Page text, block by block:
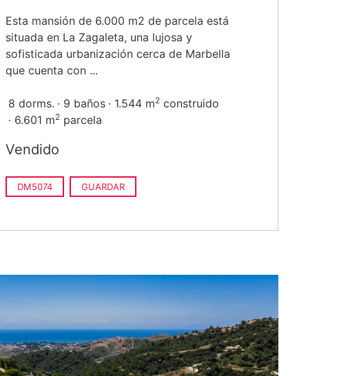
Esta mansión de 6.000 m2 de parcela está
situada en La Zagaleta, una lujosa y
sofisticada urbanización cerca de Marbella
que cuenta con ...
8 dorms. 9 baños 1.544 m2 construido
6.601 m2 parcela
Vendido
DM5074 GUARDAR